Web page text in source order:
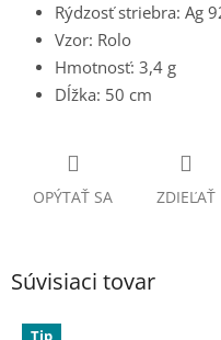
Rýdzosť striebra: Ag
Vzor: Rolo
Hmotnosť: 3,4 g
Dĺžka: 50 cm
OPÝTAŤ SA ZDIEĽAŤ
Súvisiaci tovar
Tip